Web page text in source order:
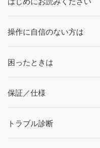
操作に自信のない方は
困ったときは
保証／仕様
トラブル診断